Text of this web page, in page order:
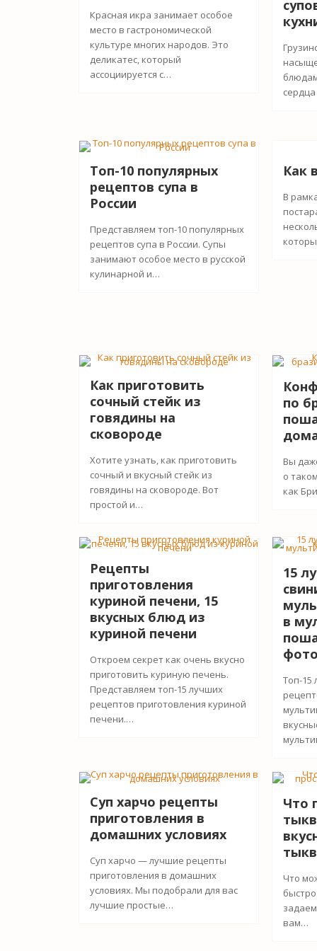
Красная икра занимает особое
место в гастрономической
культуре многих народов. Это
деликатес, который
ассоциируется с…
Топ-10 популярных
рецептов супа в
России
Представляем топ-10 популярных
рецептов супа в России. Супы
занимают особое место в русской
кулинарной и…
Как
В
Как приготовить
сочный стейк из
говядины на
сковороде
Хотите узнать, как приготовить
сочный и вкусный стейк из
говядины на сковороде. Вот
простой и…
по
Вы
о
как
Рецепты
приготовления
куриной печени, 15
вкусных блюд из
куриной печени
Откроем секрет как очень вкусно
приготовить куриную печень.
Представляем топ-15 лучших
рецептов приготовления куриной
печени.…
15
в
фото
Топ-15
Суп харчо рецепты
приготовления в
домашних условиях
Суп харчо — лучшие рецепты
приготовления в домашних
условиях. Мы подобрали для вас
лучшие простые…
Что
Что
вам…